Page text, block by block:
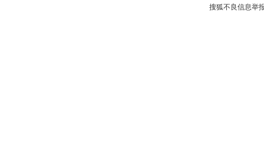
搜狐不良信息举